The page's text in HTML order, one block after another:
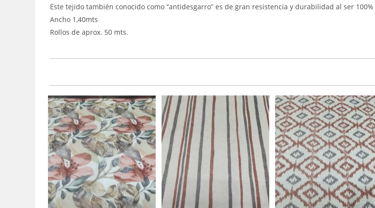
Este tejido también conocido como “antidesgarro” es de gran resistencia y durabilidad al ser
Ancho 1,40mts
Rollos de aprox. 50 mts.